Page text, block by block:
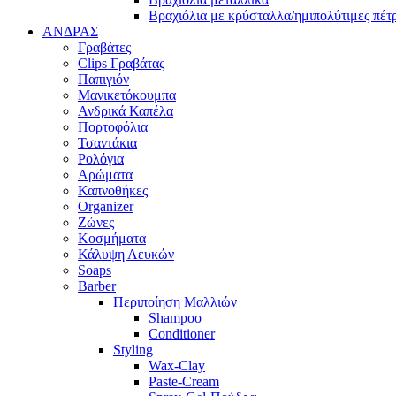
Βραχιόλια με κρύσταλλα/ημιπολύτιμες
ΑΝΔΡΑΣ
Γραβάτες
Clips Γραβάτας
Παπιγιόν
Μανικετόκουμπα
Ανδρικά Καπέλα
Πορτοφόλια
Τσαντάκια
Ρολόγια
Αρώματα
Καπνοθήκες
Organizer
Ζώνες
Κοσμήματα
Κάλυψη Λευκών
Soaps
Barber
Περιποίηση Μαλλιών
Shampoo
Conditioner
Styling
Wax-Clay
Paste-Cream